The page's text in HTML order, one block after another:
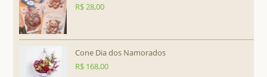
R$28,00
Cone Dia dos Namorados
R$ 168,00